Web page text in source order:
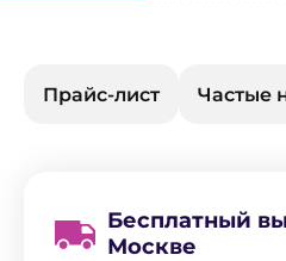
Прайс-лист Частые
Бесплатный
Москве